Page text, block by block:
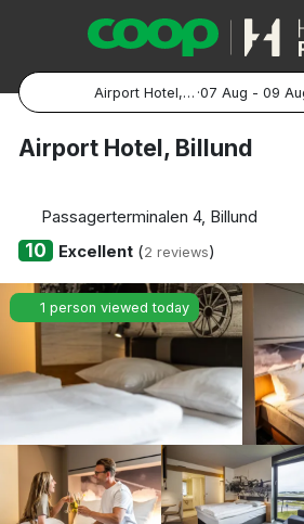
Airport Hotel, Billund ·07 Aug - 09
Popular Destinations:
Göteborg
Malmö
Hela Norge
Oslo
Bergen
Airport Hotel, Billund
Passagerterminalen 4, Billund
10 Excellent(2 reviews)
1 person viewed today